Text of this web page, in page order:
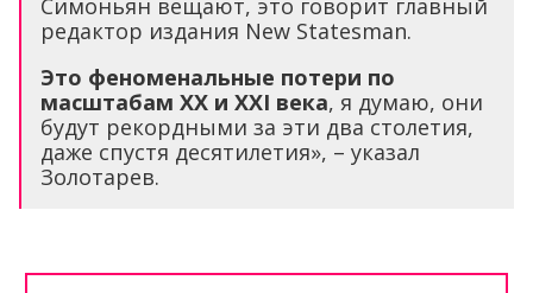
редактор издания New Statesman.
Это феноменальные потери по
масштабам XX и XXI века, я думаю, они
будут рекордными за эти два столетия,
даже спустя десятилетия», – указал
Золотарев.